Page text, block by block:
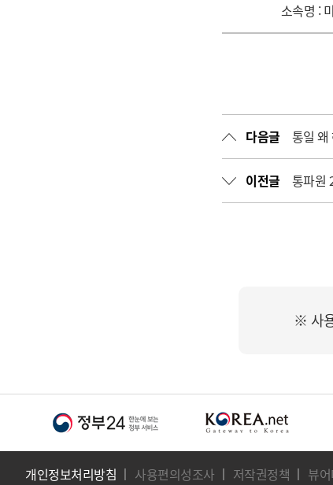
소속명 :
다음글 통일 왜
이전글 통파원
※ 사
개인정보처리방침 사용편의성조사 저작권정책 뷰